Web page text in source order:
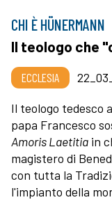
CHI È HÜNERMANN
Il teologo che
ECCLESIA
Il teologo tedesco
papa Francesco
Amoris Laetitia in
magistero di
con tutta la
l'impianto della